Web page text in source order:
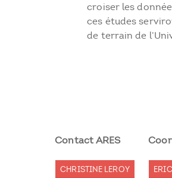
croiser les
ces études ser
de terrain de
Contact ARES
CHRISTINE LEROY